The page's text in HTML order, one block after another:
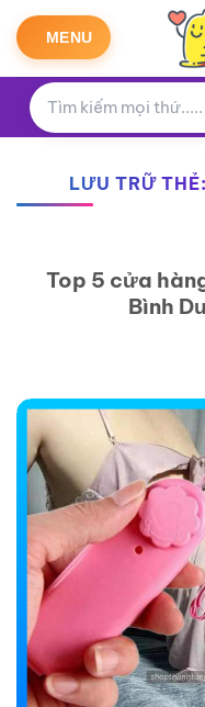
qua
dung
MENU
LƯU TRỮ
Top 5 cửa
Bình